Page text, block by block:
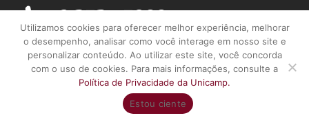
19 3521.5900
nepo@unicamp.br
UNICAMP - Universidade Estadual de Campinas - Núcleo de Estudos
de População "Elza Berquó" - Todos os direitos reservados
Utilizamos cookies para oferecer melhor experiência, melhorar
o desempenho, analisar como você interage em nosso site e
personalizar conteúdo. Ao utilizar este site, você concorda
com o uso de cookies. Para mais informações, consulte a
Política de Privacidade da Unicamp.
Estou ciente